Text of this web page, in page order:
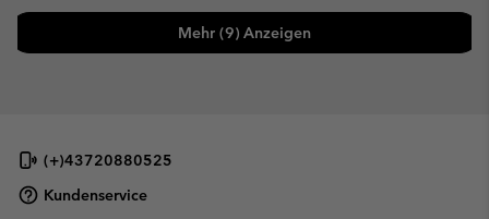
Mehr (9) Anzeigen
(+)43720880525
Kundenservice